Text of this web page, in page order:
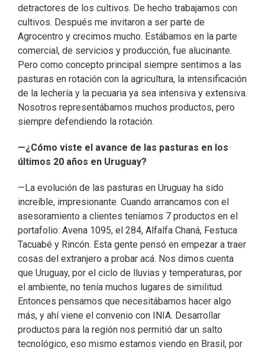
detractores de los cultivos. De hecho trabajamos con
cultivos. Después me invitaron a ser parte de
Agrocentro y crecimos mucho. Estábamos en la parte
comercial, de servicios y producción, fue alucinante.
Pero como concepto principal siempre sentimos a las
pasturas en rotación con la agricultura, la intensificación
de la lechería y la pecuaria ya sea intensiva y extensiva.
Nosotros representábamos muchos productos, pero
siempre defendiendo la rotación.
—¿Cómo viste el avance de las pasturas en los
últimos 20 años en Uruguay?
—La evolución de las pasturas en Uruguay ha sido
increíble, impresionante. Cuando arrancamos con el
asesoramiento a clientes teníamos 7 productos en el
portafolio: Avena 1095, el 284, Alfalfa Chaná, Festuca
Tacuabé y Rincón. Esta gente pensó en empezar a traer
cosas del extranjero a probar acá. Nos dimos cuenta
que Uruguay, por el ciclo de lluvias y temperaturas, por
el ambiente, no tenía muchos lugares de similitud.
Entonces pensamos que necesitábamos hacer algo
más, y ahí viene el convenio con INIA. Desarrollar
productos para la región nos permitió dar un salto
tecnológico, eso mismo estamos viendo en Brasil, por